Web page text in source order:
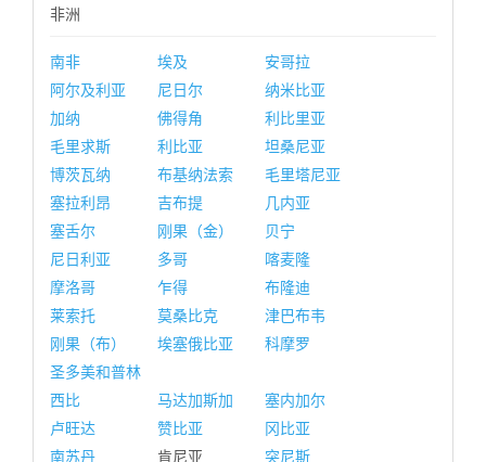
非洲
南非 埃及
安哥拉
阿尔及利亚
尼日尔
纳米比亚
加纳
佛得角
利比里亚
毛里求斯
利比亚
坦桑尼亚
博茨瓦纳
布基纳法索
毛里塔尼亚
塞拉利昂
吉布提
几内亚
塞舌尔
刚果（金）
贝宁
尼日利亚
多哥
喀麦隆
摩洛哥
乍得
布隆迪
莱索托
莫桑比克
津巴布韦
刚果（布）
埃塞俄比亚
科摩罗
圣多美和普林
西比
马达加斯加
塞内加尔
卢旺达
赞比亚
冈比亚
南苏丹
肯尼亚 突尼斯